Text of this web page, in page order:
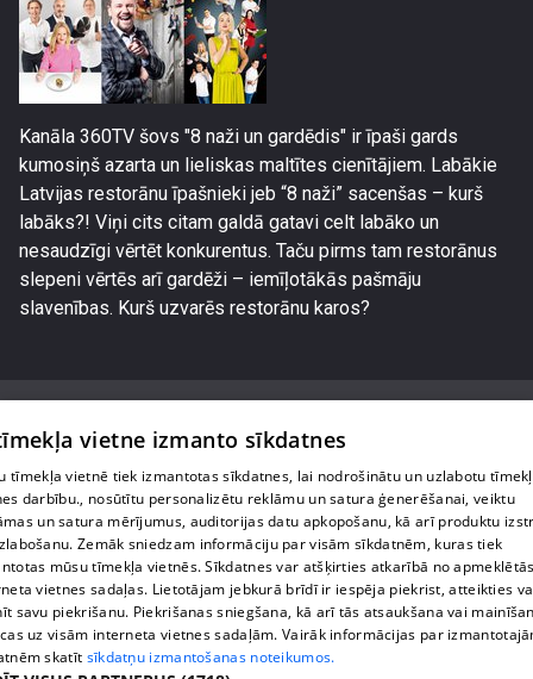
Kanāla 360TV šovs "8 naži un gardēdis" ir īpaši gards
kumosiņš azarta un lieliskas maltītes cienītājiem. Labākie
Latvijas restorānu īpašnieki jeb “8 naži” sacenšas – kurš
labāks?! Viņi cits citam galdā gatavi celt labāko un
nesaudzīgi vērtēt konkurentus. Taču pirms tam restorānus
slepeni vērtēs arī gardēži – iemīļotākās pašmāju
slavenības. Kurš uzvarēs restorānu karos?
Par mums
Privātuma politika
Sīkdatnes
Lietošanas noteikumi
vietne izmanto sīkdatnes
tīmekļa vietnē tiek izmantotas sīkdatnes, lai nodrošinātu un uzlabotu
darbību., nosūtītu personalizētu reklāmu un satura ģenerēšanai, veiktu
un satura mērījumus, auditorijas datu apkopošanu, kā arī produktu
Zemāk sniedzam informāciju par visām sīkdatnēm, kuras tiek
mūsu tīmekļa vietnēs. Sīkdatnes var atšķirties atkarībā no
vietnes sadaļas. Lietotājam jebkurā brīdī ir iespēja piekrist, atteikties
savu piekrišanu. Piekrišanas sniegšana, kā arī tās atsaukšana vai
uz visām interneta vietnes sadaļām. Vairāk informācijas par
skatīt sīkdatņu izmantošanas noteikumos.